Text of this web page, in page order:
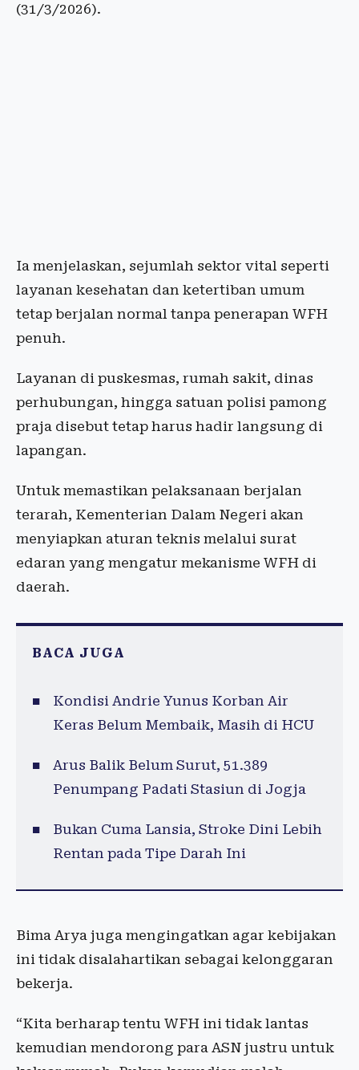
(31/3/2026).
Ia menjelaskan, sejumlah sektor vital seperti
layanan kesehatan dan ketertiban umum
tetap berjalan normal tanpa penerapan WFH
penuh.
Layanan di puskesmas, rumah sakit, dinas
perhubungan, hingga satuan polisi pamong
praja disebut tetap harus hadir langsung di
lapangan.
Untuk memastikan pelaksanaan berjalan
terarah, Kementerian Dalam Negeri akan
menyiapkan aturan teknis melalui surat
edaran yang mengatur mekanisme WFH di
daerah.
BACA JUGA
Kondisi Andrie Yunus Korban Air
Keras Belum Membaik, Masih di HCU
Arus Balik Belum Surut, 51.389
Penumpang Padati Stasiun di Jogja
Bukan Cuma Lansia, Stroke Dini Lebih
Rentan pada Tipe Darah Ini
Bima Arya juga mengingatkan agar kebijakan
ini tidak disalahartikan sebagai kelonggaran
bekerja.
“Kita berharap tentu WFH ini tidak lantas
kemudian mendorong para ASN justru untuk